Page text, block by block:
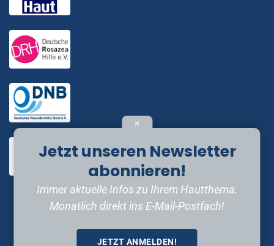
✕
Jetzt unseren Newsletter
abonnieren!
Immer aktuelle Infos zu Ihrem Hautthema.
Monatlich direkt ins E-Mail-Postfach!
JETZT ANMELDEN!